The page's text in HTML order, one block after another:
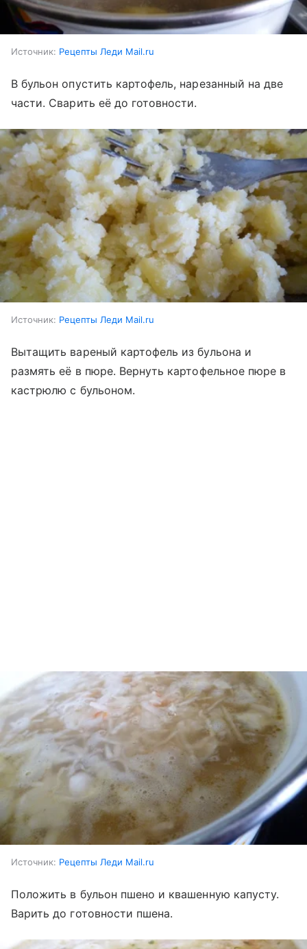
Источник: Рецепты Леди Mail.ru
В бульон опустить картофель, нарезанный на две
части. Сварить её до готовности.
Источник: Рецепты Леди Mail.ru
Вытащить вареный картофель из бульона и
размять её в пюре. Вернуть картофельное пюре в
кастрюлю с бульоном.
Источник: Рецепты Леди Mail.ru
Положить в бульон пшено и квашенную капусту.
Варить до готовности пшена.